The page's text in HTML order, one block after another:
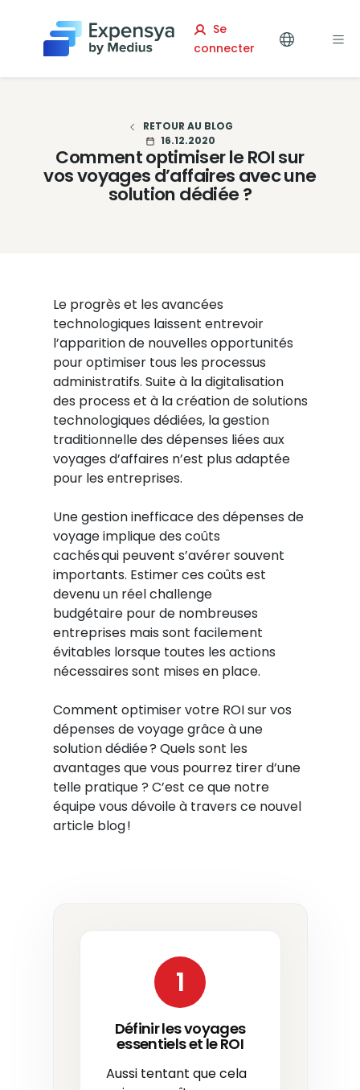
Expensya
Se
connecter
RETOUR AU BLOG
16.12.2020
Comment optimiser le ROI sur
vos voyages d’affaires avec une
solution dédiée ?
Le progrès et les avancées
technologiques laissent entrevoir
l’apparition de nouvelles opportunités
pour optimiser tous les processus
administratifs. Suite à la digitalisation
des process et à la création de solutions
technologiques dédiées, la gestion
traditionnelle des dépenses liées aux
voyages d’affaires n’est plus adaptée
pour les entreprises.
Une gestion inefficace des dépenses de
voyage implique des coûts
cachés qui peuvent s’avérer souvent
importants. Estimer ces coûts est
devenu un réel challenge
budgétaire pour de nombreuses
entreprises mais sont facilement
évitables lorsque toutes les actions
nécessaires sont mises en place.
Comment optimiser votre ROI sur vos
dépenses de voyage grâce à une
solution dédiée ? Quels sont les
avantages que vous pourrez tirer d’une
telle pratique ? C’est ce que notre
équipe vous dévoile à travers ce nouvel
article blog !
1
Définir les voyages
essentiels et le ROI
Aussi tentant que cela